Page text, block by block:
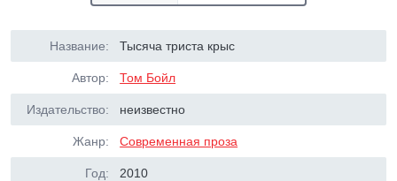
Название: Тысяча триста крыс
Автор: Том Бойл
Издательство: неизвестно
Жанр: Современная проза
Год: 2010